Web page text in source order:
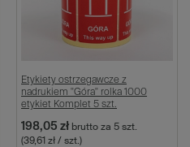
Etykiety ostrzegawcze z
nadrukiem "Góra" rolka 1000
etykiet Komplet 5 szt.
198,05 zł brutto za 5 szt.
(39,61 zł / szt.)